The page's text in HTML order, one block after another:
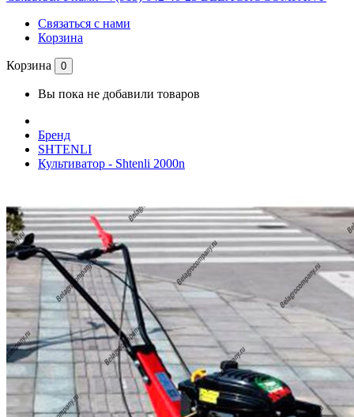
Связаться с нами
Корзина
Корзина 0
Вы пока не добавили товаров
Бренд
SHTENLI
Культиватор - Shtenli 2000n